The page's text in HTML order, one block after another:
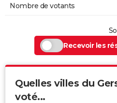
Nombre de votants
Recevoir les
Quelles villes du
voté...